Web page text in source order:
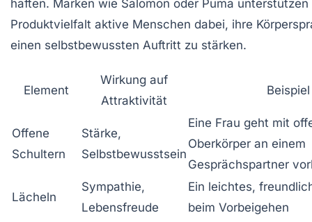
haften. Marken wie Salomon oder Puma
Produktvielfalt aktive Menschen dabei, ihre
einen selbstbewussten Auftritt zu stärken.
Element
Wirkung auf
Attraktivität
Beispiel
Offene
Schultern
Stärke,
Selbstbewusstsein
Eine Frau geht mit
Oberkörper an einem
Gesprächspartner
Lächeln
Sympathie,
Lebensfreude
Ein leichtes,
beim Vorbeigehen